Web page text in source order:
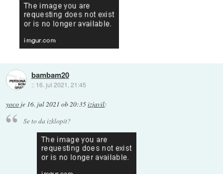
bambam20
:: 16. jul 2021, 21:45
yoco je 16. jul 2021 ob 20:35izjavil:
Se to da izklopit?